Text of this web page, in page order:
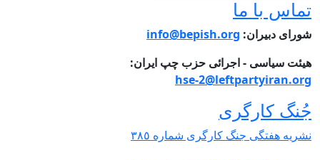
با ما
دبیران:info@bepish.org
سیاسی - اجرائی حزب چپ ایران:
hse-
کارگری
هفتگی جنگ کارگری شمارە ٣٨٥